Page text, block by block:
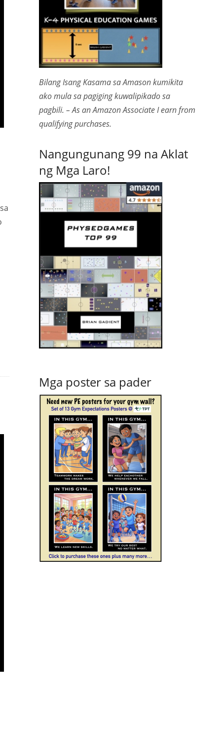
Bilang Isang Kasama sa Amason kumikita
ako mula sa pagiging kuwalipikado sa
pagbili. – As an Amazon Associate I earn from
qualifying purchases.
Nangungunang 99 na Aklat
ng Mga Laro!
Mga poster sa pader